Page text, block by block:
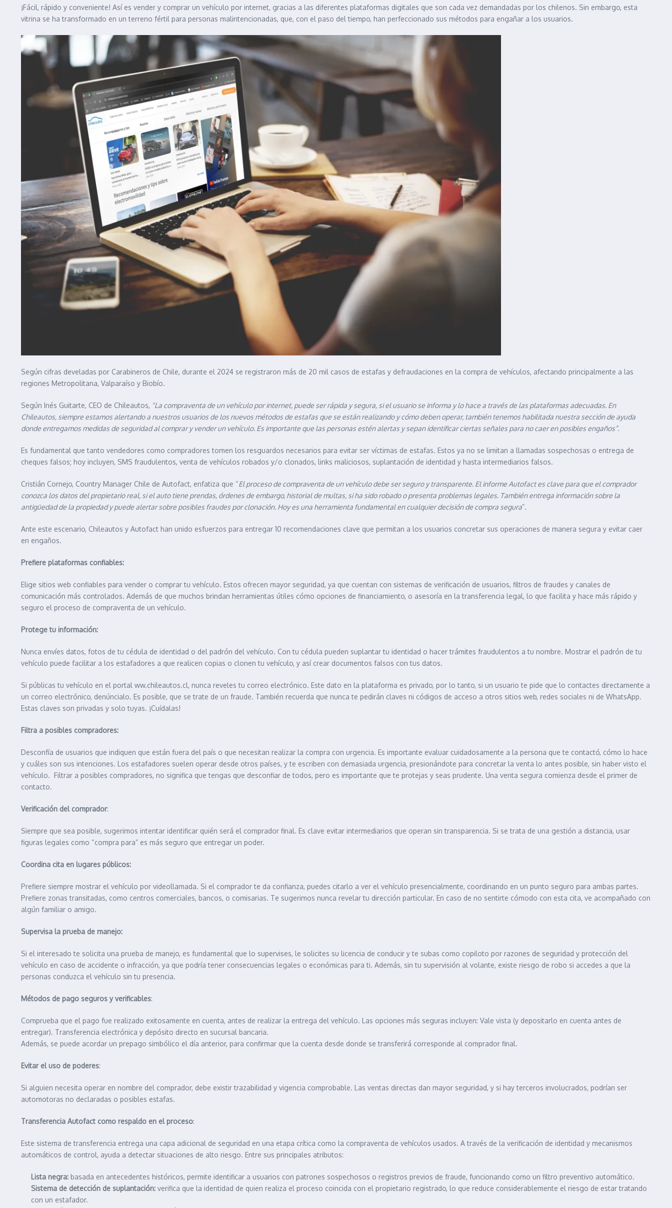
¡Fácil, rápido y conveniente! Así es vender y comprar un vehículo por internet, gracias a las diferentes plataformas digitales que son cada vez demandadas por los chilenos. Sin embargo, esta
vitrina se ha transformado en un terreno fértil para personas malintencionadas, que, con el paso del tiempo, han perfeccionado sus métodos para engañar a los usuarios.
Según cifras develadas por Carabineros de Chile, durante el 2024 se registraron más de 20 mil casos de estafas y defraudaciones en la compra de vehículos, afectando principalmente a las
regiones Metropolitana, Valparaíso y Biobío.
Según Inés Guitarte, CEO de Chileautos, “La compraventa de un vehículo por internet, puede ser rápida y segura, si el usuario se informa y lo hace a través de las plataformas adecuadas. En
Chileautos, siempre estamos alertando a nuestros usuarios de los nuevos métodos de estafas que se están realizando y cómo deben operar, también tenemos habilitada nuestra sección de ayuda
donde entregamos medidas de seguridad al comprar y vender un vehículo. Es importante que las personas estén alertas y sepan identificar ciertas señales para no caer en posibles engaños”.
Es fundamental que tanto vendedores como compradores tomen los resguardos necesarios para evitar ser víctimas de estafas. Estos ya no se limitan a llamadas sospechosas o entrega de
cheques falsos; hoy incluyen, SMS fraudulentos, venta de vehículos robados y/o clonados, links maliciosos, suplantación de identidad y hasta intermediarios falsos.
Cristián Cornejo, Country Manager Chile de Autofact, enfatiza que “El proceso de compraventa de un vehículo debe ser seguro y transparente. El informe Autofact es clave para que el comprador
conozca los datos del propietario real, si el auto tiene prendas, órdenes de embargo, historial de multas, si ha sido robado o presenta problemas legales. También entrega información sobre la
antigüedad de la propiedad y puede alertar sobre posibles fraudes por clonación. Hoy es una herramienta fundamental en cualquier decisión de compra segura”.
Ante este escenario, Chileautos y Autofact han unido esfuerzos para entregar 10 recomendaciones clave que permitan a los usuarios concretar sus operaciones de manera segura y evitar caer
en engaños.
Prefiere plataformas confiables:
Elige sitios web confiables para vender o comprar tu vehículo. Estos ofrecen mayor seguridad, ya que cuentan con sistemas de verificación de usuarios, filtros de fraudes y canales de
comunicación más controlados. Además de que muchos brindan herramientas útiles cómo opciones de financiamiento, o asesoría en la transferencia legal, lo que facilita y hace más rápido y
seguro el proceso de compraventa de un vehículo.
Protege tu información:
Nunca envíes datos, fotos de tu cédula de identidad o del padrón del vehículo. Con tu cédula pueden suplantar tu identidad o hacer trámites fraudulentos a tu nombre. Mostrar el padrón de tu
vehículo puede facilitar a los estafadores a que realicen copias o clonen tu vehículo, y así crear documentos falsos con tus datos.
Si públicas tu vehículo en el portal ww.chileautos.cl, nunca reveles tu correo electrónico. Este dato en la plataforma es privado, por lo tanto, si un usuario te pide que lo contactes directamente a
un correo electrónico, denúncialo. Es posible, que se trate de un fraude. También recuerda que nunca te pedirán claves ni códigos de acceso a otros sitios web, redes sociales ni de WhatsApp.
Estas claves son privadas y solo tuyas. ¡Cuídalas!
Filtra a posibles compradores:
Desconfía de usuarios que indiquen que están fuera del país o que necesitan realizar la compra con urgencia. Es importante evaluar cuidadosamente a la persona que te contactó, cómo lo hace
y cuáles son sus intenciones. Los estafadores suelen operar desde otros países, y te escriben con demasiada urgencia, presionándote para concretar la venta lo antes posible, sin haber visto el
vehículo. Filtrar a posibles compradores, no significa que tengas que desconfiar de todos, pero es importante que te protejas y seas prudente. Una venta segura comienza desde el primer de
contacto.
Verificación del comprador:
Siempre que sea posible, sugerimos intentar identificar quién será el comprador final. Es clave evitar intermediarios que operan sin transparencia. Si se trata de una gestión a distancia, usar
figuras legales como “compra para” es más seguro que entregar un poder.
Coordina cita en lugares públicos:
Prefiere siempre mostrar el vehículo por videollamada. Si el comprador te da confianza, puedes citarlo a ver el vehículo presencialmente, coordinando en un punto seguro para ambas partes.
Prefiere zonas transitadas, como centros comerciales, bancos, o comisarias. Te sugerimos nunca revelar tu dirección particular. En caso de no sentirte cómodo con esta cita, ve acompañado con
algún familiar o amigo.
Supervisa la prueba de manejo:
Si el interesado te solicita una prueba de manejo, es fundamental que lo supervises, le solicites su licencia de conducir y te subas como copiloto por razones de seguridad y protección del
vehículo en caso de accidente o infracción, ya que podría tener consecuencias legales o económicas para ti. Además, sin tu supervisión al volante, existe riesgo de robo si accedes a que la
personas conduzca el vehículo sin tu presencia.
Métodos de pago seguros y verificables:
Comprueba que el pago fue realizado exitosamente en cuenta, antes de realizar la entrega del vehículo. Las opciones más seguras incluyen: Vale vista (y depositarlo en cuenta antes de
entregar). Transferencia electrónica y depósito directo en sucursal bancaria.
Además, se puede acordar un prepago simbólico el día anterior, para confirmar que la cuenta desde donde se transferirá corresponde al comprador final.
Evitar el uso de poderes:
Si alguien necesita operar en nombre del comprador, debe existir trazabilidad y vigencia comprobable. Las ventas directas dan mayor seguridad, y si hay terceros involucrados, podrían ser
automotoras no declaradas o posibles estafas.
Transferencia Autofact como respaldo en el proceso:
Este sistema de transferencia entrega una capa adicional de seguridad en una etapa crítica como la compraventa de vehículos usados. A través de la verificación de identidad y mecanismos
automáticos de control, ayuda a detectar situaciones de alto riesgo. Entre sus principales atributos:
Lista negra: basada en antecedentes históricos, permite identificar a usuarios con patrones sospechosos o registros previos de fraude, funcionando como un filtro preventivo automático.
Sistema de detección de suplantación: verifica que la identidad de quien realiza el proceso coincida con el propietario registrado, lo que reduce considerablemente el riesgo de estar tratando
con un estafador.